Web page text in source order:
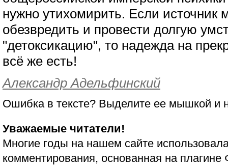
нужно утихомирить. Если источник
обезвредить и провести долгую
"детоксикацию", то надежда на
всё же есть!
Александр Адельфинский
Ошибка в тексте? Выделите ее мышкой и
Уважаемые читатели!
Многие годы на нашем сайте
комментирования, основанная на